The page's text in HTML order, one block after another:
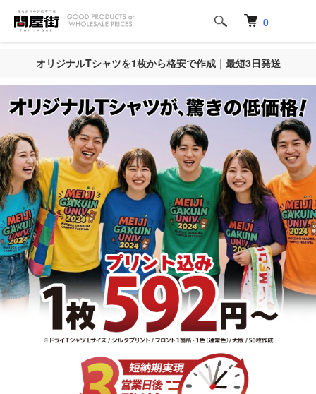
0
オリジナルTシャツを1枚から格安で作成｜最短3日発送